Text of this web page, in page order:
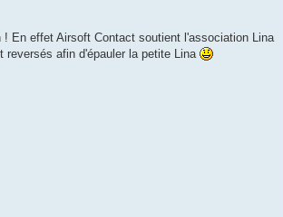
En effet Airsoft Contact soutient l'association Lina
reversés afin d'épauler la petite Lina